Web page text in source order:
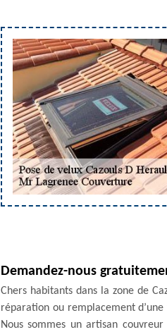
Demandez-nous
Chers habitants dans la zone de
réparation ou remplacement
Nous sommes un artisan